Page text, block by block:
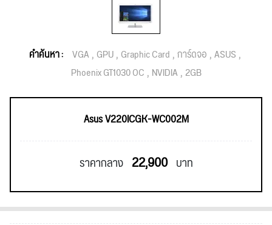
คำค้นหา : VGA GPU Graphic Card การ์ดจอ ASUS
Phoenix GT1030 OC NVIDIA 2GB
Asus V220ICGK-WC002M
ราคากลาง 22,900 บาท